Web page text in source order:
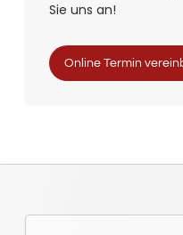
Sie uns an!
Online Termin